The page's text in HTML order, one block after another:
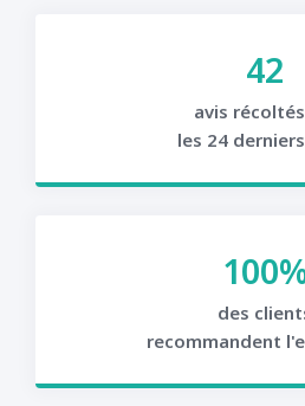
42
avis
les 24
des
recommandent